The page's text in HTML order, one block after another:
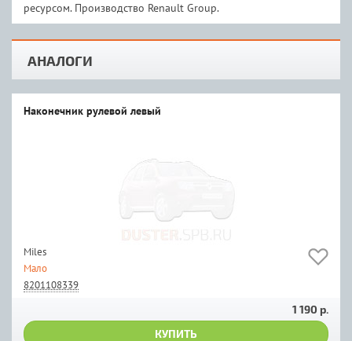
ресурсом. Производство Renault Group.
АНАЛОГИ
Наконечник рулевой левый
Miles
Мало
8201108339
1 190 р.
КУПИТЬ